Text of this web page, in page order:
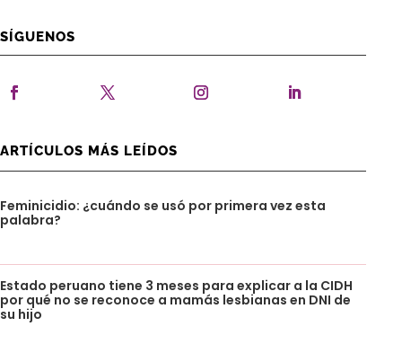
SÍGUENOS
ARTÍCULOS MÁS LEÍDOS
Feminicidio: ¿cuándo se usó por primera vez esta
palabra?
Estado peruano tiene 3 meses para explicar a la CIDH
por qué no se reconoce a mamás lesbianas en DNI de
su hijo